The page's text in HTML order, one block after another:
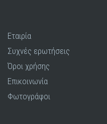
Εταιρία
Συχνές ερωτήσεις
Όροι χρήσης
Επικοινωνία
Φωτογράφοι